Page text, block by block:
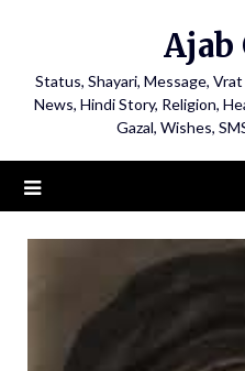
Ajab
Status, Shayari, Message,
News, Hindi Story, Religion,
Gazal, Wishes,